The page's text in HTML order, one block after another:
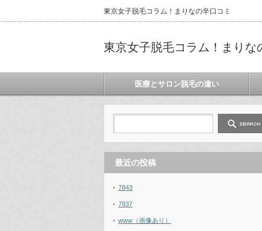
東京女子脱毛コラム！まりなの辛口コミ
東京女子脱毛コラム！まりな
医療とサロン脱毛の違い
最近の投稿
7843
7837
www（画像あり）